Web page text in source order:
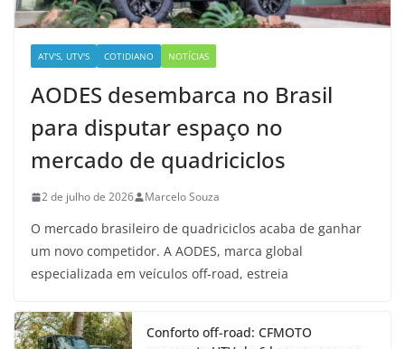
ATV'S, UTV'S COTIDIANO NOTÍCIAS
AODES desembarca no Brasil
para disputar espaço no
mercado de quadriciclos
2 de julho de 2026 Marcelo Souza
O mercado brasileiro de quadriciclos acaba de ganhar
um novo competidor. A AODES, marca global
especializada em veículos off-road, estreia
Conforto off-road: CFMOTO